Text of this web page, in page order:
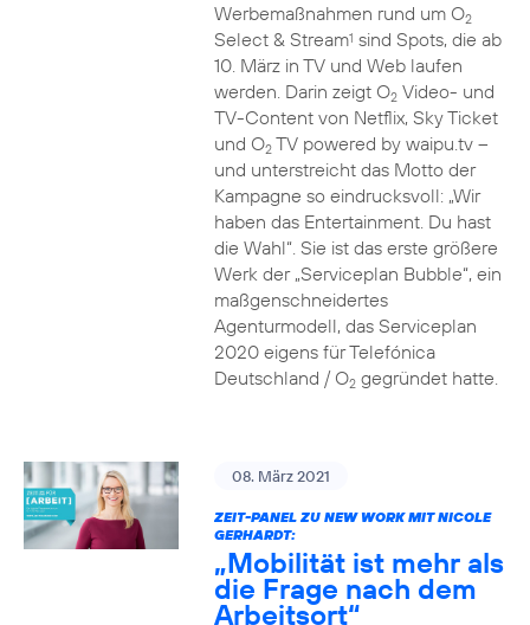
Werbemaßnahmen rund um O2
Select & Stream1 sind Spots, die ab
10. März in TV und Web laufen
werden. Darin zeigt O2Video- und
TV-Content von Netflix, Sky Ticket
und O2TV powered by waipu.tv –
und unterstreicht das Motto der
Kampagne so eindrucksvoll: „Wir
haben das Entertainment. Du hast
die Wahl“. Sie ist das erste größere
Werk der „Serviceplan Bubble“, ein
maßgenschneidertes
Agenturmodell, das Serviceplan
2020 eigens für Telefónica
Deutschland / O2gegründet hatte.
08. März 2021
ZEIT-PANEL ZU NEW WORK MIT NICOLE
GERHARDT:
„Mobilität ist mehr als
die Frage nach dem
Arbeitsort“